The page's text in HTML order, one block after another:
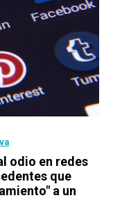
odio en redes
que
a un